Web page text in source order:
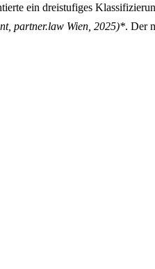
ein dreistufiges
partner.law Wien, 2025)*. Der